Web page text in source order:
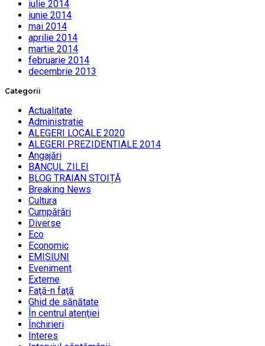
iulie 2014
iunie 2014
mai 2014
aprilie 2014
martie 2014
februarie 2014
decembrie 2013
Categorii
Actualitate
Administratie
ALEGERI LOCALE 2020
ALEGERI PREZIDENTIALE 2014
Angajări
BANCUL ZILEI
BLOG TRAIAN STOIȚĂ
Breaking News
Cultura
Cumpărări
Diverse
Eco
Economic
EMISIUNI
Eveniment
Externe
Faţă-n faţă
Ghid de sănătate
În centrul atenţiei
Închirieri
Interes